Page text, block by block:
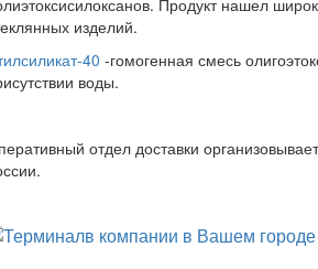
Продукт нашел
изделий.
40 -гомогенная смесь
воды.
отдел доставки